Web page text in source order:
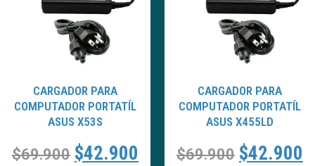
CARGADOR PARA
COMPUTADOR PORTATÍL
ASUS X53S
$69.900 $42.900
CARGADOR PARA
COMPUTADOR PORTATÍL
ASUS X455LD
$69.900 $42.900